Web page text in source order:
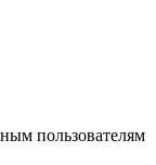
пользователям